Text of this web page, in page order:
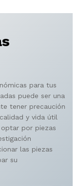
para tus
puede ser una
tener precaución
y vida útil
por piezas
las piezas
su